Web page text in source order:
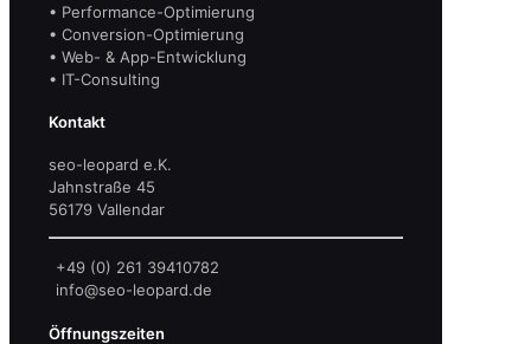
• Performance-Optimierung
• Conversion-Optimierung
• Web- & App-Entwicklung
• IT-Consulting
Kontakt
seo-leopard e.K.
Jahnstraße 45
56179 Vallendar
+49 (0) 261 39410782
info@seo-leopard.de
Öffnungszeiten